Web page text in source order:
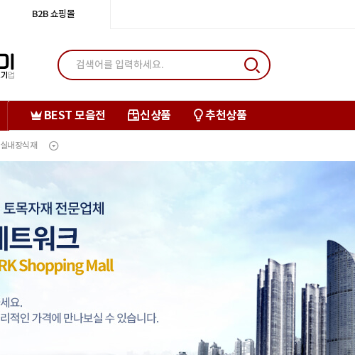
B2B 쇼핑몰
BEST 모음전 신상품 추천상품
실내장식재